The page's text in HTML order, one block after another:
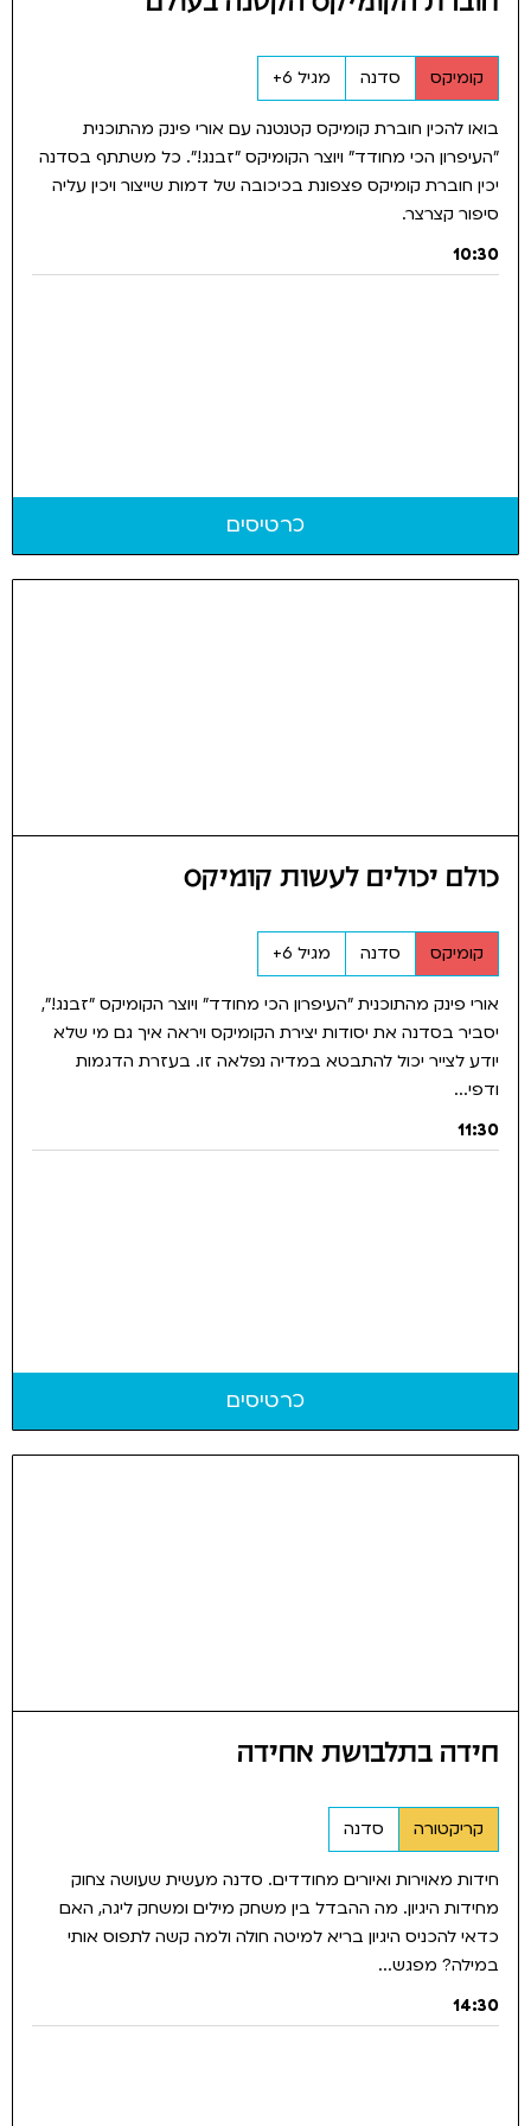
קומיקס סדנה מגיל 6+
בואו להכין חוברת קומיקס קטנטנה עם אורי פינק מהתוכנית
״העיפרון הכי מחודד״ ויוצר הקומיקס "זבנג!". כל משתתף בסדנה
יכין חוברת קומיקס פצפונת בכיכובה של דמות שייצור ויכין עליה
סיפור קצרצר.
10:30
כרטיסים
כולם יכולים לעשות קומיקס
קומיקס סדנה מגיל 6+
אורי פינק מהתוכנית ״העיפרון הכי מחודד״ ויוצר הקומיקס "זבנג!",
יסביר בסדנה את יסודות יצירת הקומיקס ויראה איך גם מי שלא
יודע לצייר יכול להתבטא במדיה נפלאה זו. בעזרת הדגמות
ודפי...
11:30
כרטיסים
חידה בתלבושת אחידה
קריקטורה סדנה
חידות מאוירות ואיורים מחודדים. סדנה מעשית שעושה צחוק
מחידות היגיון. מה ההבדל בין משחק מילים ומשחק ליגה, האם
כדאי להכניס היגיון בריא למיטה חולה ולמה קשה לתפוס אותי
במילה? מפגש...
14:30